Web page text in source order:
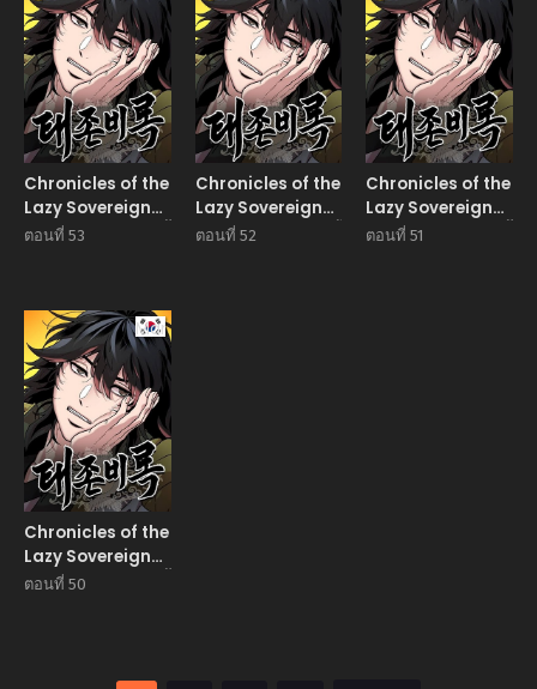
Chronicles of the
Lazy Sovereign
บันทึกของราชาจอมขี้
ตอนที่ 53
Chronicles of the
Lazy Sovereign
บันทึกของราชาจอมขี้
ตอนที่ 52
Chronicles of the
Lazy Sovereign
บันทึกของราชาจอมขี้
ตอนที่ 51
Manhwa
Chronicles of the
Lazy Sovereign
บันทึกของราชาจอมขี้
ตอนที่ 50